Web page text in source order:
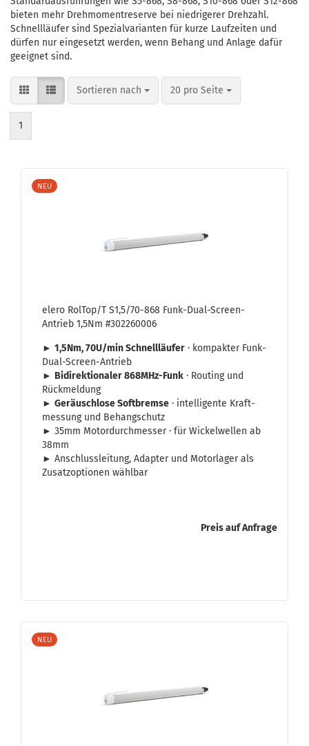
bieten mehr Drehmomentreserve bei niedrigerer Drehzahl.
Schnellläufer sind Spezialvarianten für kurze Laufzeiten und
dürfen nur eingesetzt werden, wenn Behang und Anlage dafür
geeignet sind.
Sortieren nach
Sortieren nach 20 pro Seite
pro Seite
1
NEU
elero Rol­Top/T S1,5/70-​868 Funk-​Dual-​Screen-
Antrieb 1,5Nm #302260006
► 1,5Nm, 70U/min Schnell­läu­fer · kom­pak­ter Funk-​
Dual-Screen-Antrieb
► Bi­di­rek­tio­na­ler 868MHz-​Funk · Rou­ting und
Rück­mel­dung
► Ge­räusch­lo­se Soft­brem­se · in­tel­li­gen­te Kraft­
mes­sung und Be­hang­schutz
► 35mm Mo­tor­durch­mes­ser · für Wi­ckel­wel­len ab
38mm
► An­schluss­lei­tung, Ad­ap­ter und Mo­tor­la­ger als
Zu­satz­op­tio­nen wähl­bar
Preis auf Anfrage
NEU